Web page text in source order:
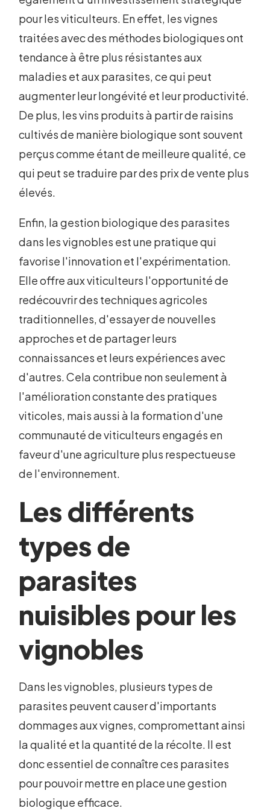
pour les viticulteurs. En effet, les vignes
traitées avec des méthodes biologiques ont
tendance à être plus résistantes aux
maladies et aux parasites, ce qui peut
augmenter leur longévité et leur productivité.
De plus, les vins produits à partir de raisins
cultivés de manière biologique sont souvent
perçus comme étant de meilleure qualité, ce
qui peut se traduire par des prix de vente plus
élevés.
Enfin, la gestion biologique des parasites
dans les vignobles est une pratique qui
favorise l'innovation et l'expérimentation.
Elle offre aux viticulteurs l'opportunité de
redécouvrir des techniques agricoles
traditionnelles, d'essayer de nouvelles
approches et de partager leurs
connaissances et leurs expériences avec
d'autres. Cela contribue non seulement à
l'amélioration constante des pratiques
viticoles, mais aussi à la formation d'une
communauté de viticulteurs engagés en
faveur d'une agriculture plus respectueuse
de l'environnement.
Les différents
types de
parasites
nuisibles pour les
vignobles
Dans les vignobles, plusieurs types de
parasites peuvent causer d'importants
dommages aux vignes, compromettant ainsi
la qualité et la quantité de la récolte. Il est
donc essentiel de connaître ces parasites
pour pouvoir mettre en place une gestion
biologique efficace.